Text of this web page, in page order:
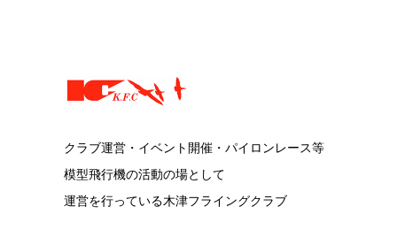
クラブ運営・イベント開催・パイロンレース等
模型飛行機の活動の場として
運営を行っている木津フライングクラブ